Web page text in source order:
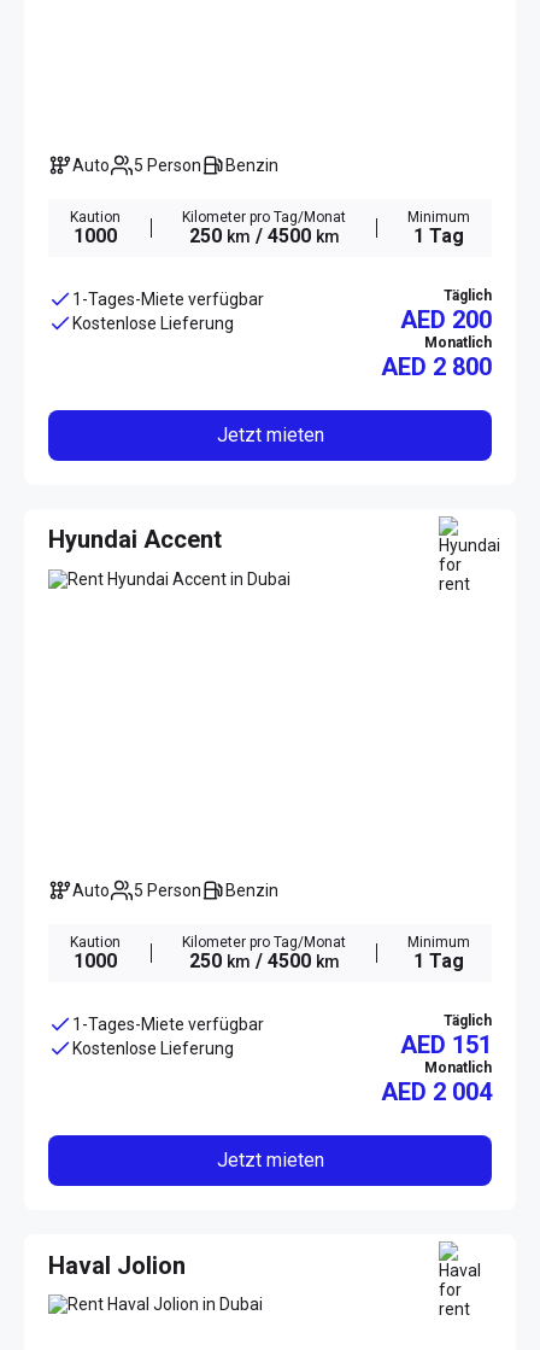
Auto 5 Person Benzin
Kaution
1000
Kilometer pro Tag/Monat
250 km / 4500 km
Minimum
1 Tag
1-Tages-Miete verfügbar
Kostenlose Lieferung
Täglich
AED 200
Monatlich
AED 2 800
Jetzt mieten
Hyundai Accent
Auto 5 Person Benzin
Kaution
1000
Kilometer pro Tag/Monat
250 km / 4500 km
Minimum
1 Tag
1-Tages-Miete verfügbar
Kostenlose Lieferung
Täglich
AED 151
Monatlich
AED 2 004
Jetzt mieten
Haval Jolion